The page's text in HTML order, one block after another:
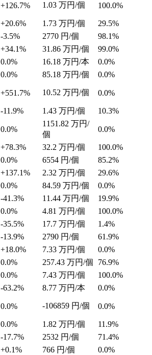
+126.7% 1.03 万円/個 100.0%
+20.6% 1.73 万円/個
29.5%
-3.5% 2770 円/個
98.1%
+34.1% 31.86 万円/個
99.0%
0.0% 16.18 万円/本
0.0%
0.0% 85.18 万円/個 0.0%
+551.7% 10.52 万円/個 0.0%
-11.9% 1.43 万円/個 10.3%
0.0%
1151.82 万円/
個
0.0%
+78.3% 32.2 万円/個
100.0%
0.0% 6554 円/個
85.2%
+137.1% 2.32 万円/個
29.6%
0.0% 84.59 万円/個
0.0%
-41.3% 11.44 万円/個
19.9%
0.0% 4.81 万円/個
100.0%
-35.5% 17.7 万円/個
1.4%
-13.9% 2790 円/個
61.9%
+18.0% 7.33 万円/個
0.0%
0.0% 257.43 万円/個
76.9%
0.0% 7.43 万円/個
100.0%
-63.2% 8.77 万円/本 0.0%
0.0% -106859 円/個 0.0%
0.0% 1.82 万円/個
11.9%
-17.7% 2532 円/個
71.4%
+0.1% 766 円/個 0.0%